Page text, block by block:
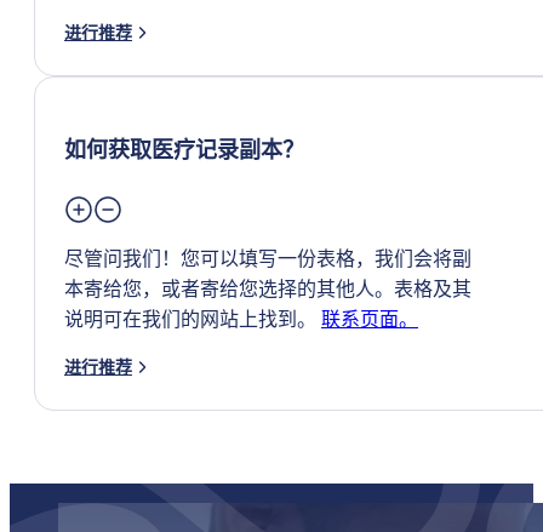
进行推荐
如何获取医疗记录副本？
尽管问我们！您可以填写一份表格，我们会将副
本寄给您，或者寄给您选择的其他人。表格及其
说明可在我们的网站上找到。 联系页面。
进行推荐